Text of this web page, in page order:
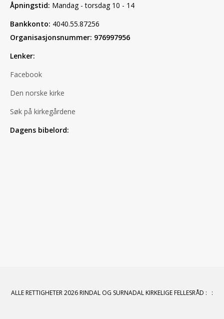
Åpningstid: Mandag - torsdag 10 - 14
Bankkonto: 4040.55.87256
Organisasjonsnummer: 976997956
Lenker:
Facebook
Den norske kirke
Søk på kirkegårdene
Dagens bibelord:
ALLE RETTIGHETER 2026 RINDAL OG SURNADAL KIRKELIGE FELLESRÅD : :